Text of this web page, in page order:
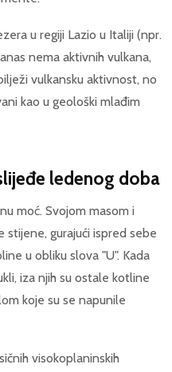
u regiji Lazio u Italiji (npr.
nema aktivnih vulkana,
vulkansku aktivnost, no
kao u geološki mlađim
ledenog doba
moć. Svojom masom i
stijene, gurajući ispred sebe
u obliku slova "U". Kada
iza njih su ostale kotline
koje su se napunile
visokoplaninskih